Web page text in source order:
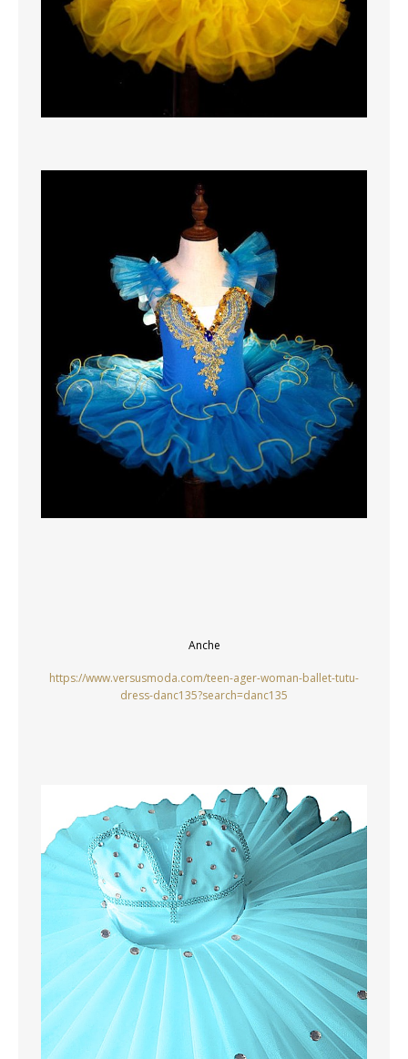
Anche
https://www.versusmoda.com/teen-ager-woman-ballet-tutu-
dress-danc135?search=danc135